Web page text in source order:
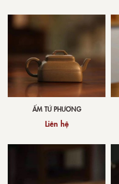
ẤM TỨ PHƯƠNG
Liên hệ